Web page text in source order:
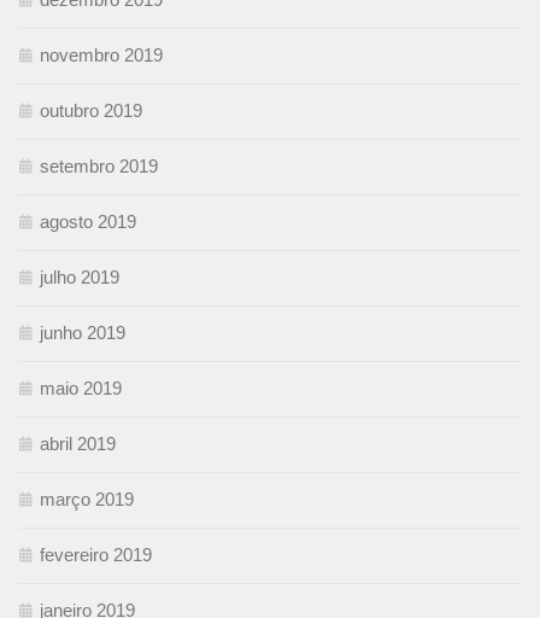
novembro 2019
outubro 2019
setembro 2019
agosto 2019
julho 2019
junho 2019
maio 2019
abril 2019
março 2019
fevereiro 2019
janeiro 2019